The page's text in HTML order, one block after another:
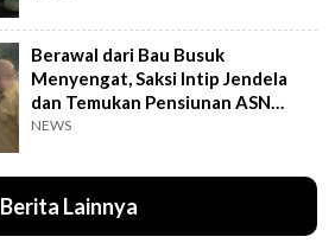
Berawal dari Bau Busuk
Menyengat, Saksi Intip Jendela
dan Temukan Pensiunan ASN
Meninggal Kaku
NEWS
Berita Lainnya